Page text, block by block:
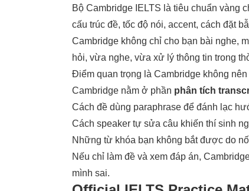
Bộ Cambridge IELTS là tiêu chuẩn vàng
cấu trúc đề, tốc độ nói, accent, cách đặt
Cambridge không chỉ cho bạn bài nghe,
hỏi, vừa nghe, vừa xử lý thông tin trong
Điểm quan trọng là Cambridge không
Cambridge nằm ở phần phân tích
Cách đề dùng paraphrase để đánh lạc
Cách speaker tự sửa câu khiến thí sinh
Những từ khóa bạn không bắt được do
Nếu chỉ làm đề và xem đáp án,
mình sai.